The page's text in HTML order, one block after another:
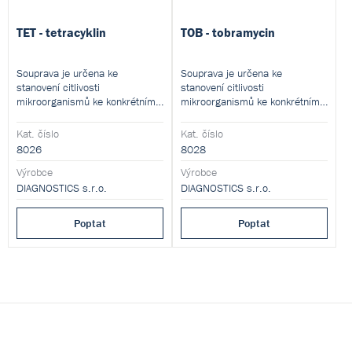
TET - tetracyklin
Souprava je určena ke
stanovení citlivosti
mikroorganismů ke konkrétnímu
metodou. Souprava obsahuje
čtyři stripované mikrotitrační
destičky (48 testů). Každý test v
podobě samostatného stripu
obsahuje 7 koncentrací
antibiotik a jamku sloužící k
Kat. číslo
8026
Výrobce
DIAGNOSTICS s.r.o.
Poptat
TOB - tobramycin
Souprava je určena ke
stanovení citlivosti
mikroorganismů ke konkrétnímu
metodou. Souprava obsahuje
čtyři stripované mikrotitrační
destičky (48 testů). Každý test v
podobě samostatného stripu
obsahuje 7 koncentrací
antibiotik a jamku sloužící k
Kat. číslo
8028
Výrobce
DIAGNOSTICS s.r.o.
Poptat